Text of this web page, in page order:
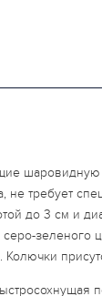
не требует
до 3 см и
зеленого